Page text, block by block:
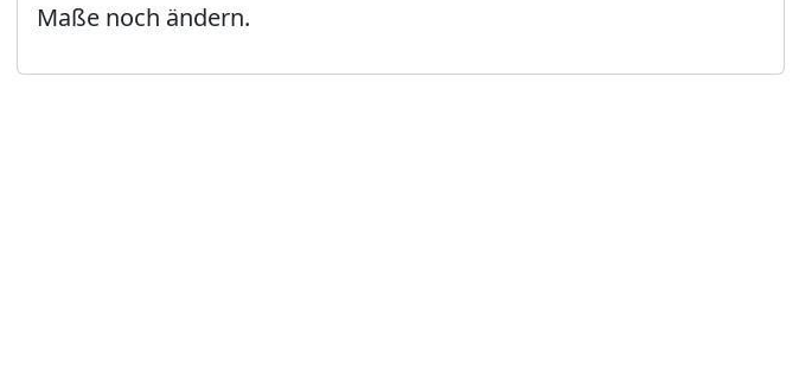
Maße noch ändern.